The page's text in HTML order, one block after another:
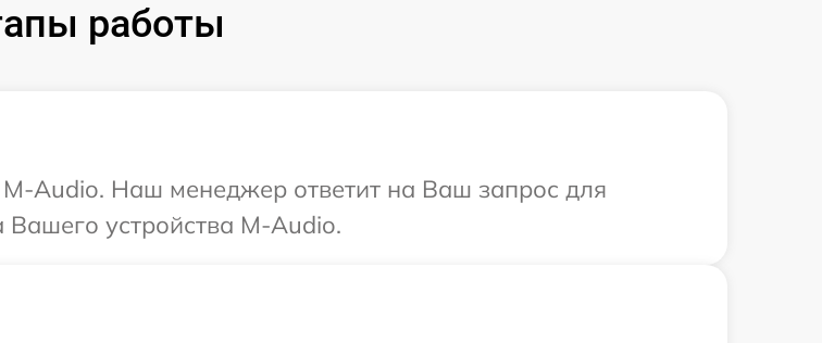
работы
M-Audio. Наш менеджер ответит на Ваш запрос для
устройства M-Audio.